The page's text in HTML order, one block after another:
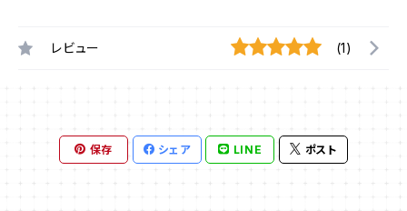
レビュー (1)
保存 シェア LINE ポスト